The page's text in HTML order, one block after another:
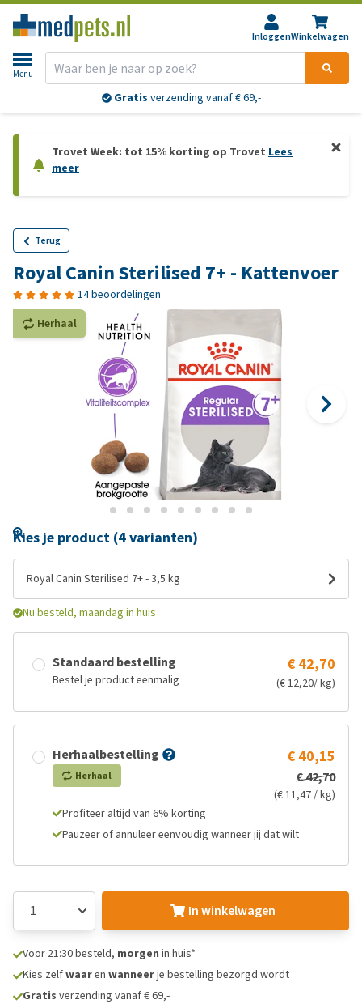
InloggenWinkelwagen
Menu
Gratis verzending vanaf € 69,-
Trovet Week: tot 15% korting op Trovet Lees
meer
Terug
Royal Canin Sterilised 7+ - Kattenvoer
14 beoordelingen
Herhaal
Kies je product (4 varianten)
Royal Canin Sterilised 7+ - 3,5 kg
Nu besteld, maandag in huis
Standaard bestelling
Bestel je product eenmalig
€ 42,70
(€ 12,20/ kg)
Herhaalbestelling
Herhaal
€ 40,15
€ 42,70
(€ 11,47 / kg)
Profiteer altijd van 6% korting
Pauzeer of annuleer eenvoudig wanneer jij dat wilt
In winkelwagen
Voor 21:30 besteld, morgen in huis*
Kies zelfwaaren wanneerje bestelling bezorgd wordt
Gratis verzending vanaf € 69,-